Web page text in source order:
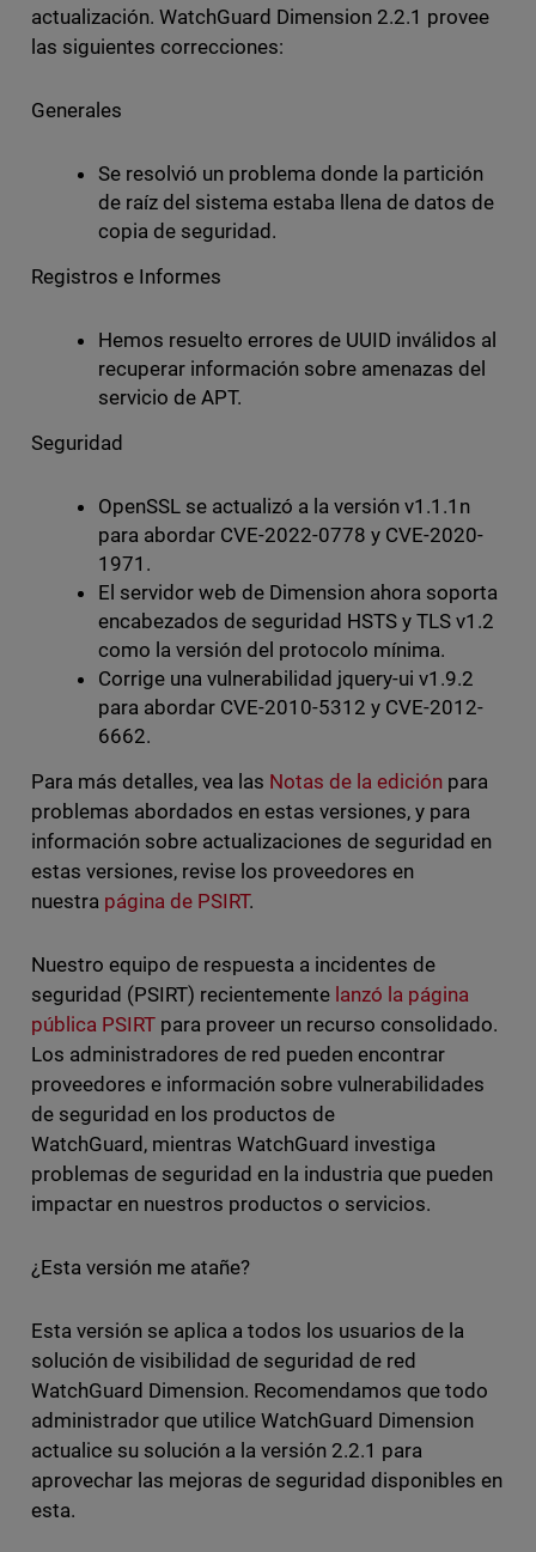
actualización. WatchGuard Dimension 2.2.1 provee
las siguientes correcciones:
Generales
Se resolvió un problema donde la partición
de raíz del sistema estaba llena de datos de
copia de seguridad.
Registros e Informes
Hemos resuelto errores de UUID inválidos al
recuperar información sobre amenazas del
servicio de APT.
Seguridad
OpenSSL se actualizó a la versión v1.1.1n
para abordar CVE-2022-0778 y CVE-2020-
1971.
El servidor web de Dimension ahora soporta
encabezados de seguridad HSTS y TLS v1.2
como la versión del protocolo mínima.
Corrige una vulnerabilidad jquery-ui v1.9.2
para abordar CVE-2010-5312 y CVE-2012-
6662.
Para más detalles, vea las Notas de la edición para
problemas abordados en estas versiones, y para
información sobre actualizaciones de seguridad en
estas versiones, revise los proveedores en
nuestra página de PSIRT.
Nuestro equipo de respuesta a incidentes de
seguridad (PSIRT) recientemente lanzó la página
pública PSIRTpara proveer un recurso consolidado.
Los administradores de red pueden encontrar
proveedores e información sobre vulnerabilidades
de seguridad en los productos de
WatchGuard, mientras WatchGuard investiga
problemas de seguridad en la industria que pueden
impactar en nuestros productos o servicios.
¿Esta versión me atañe?
Esta versión se aplica a todos los usuarios de la
solución de visibilidad de seguridad de red
WatchGuard Dimension. Recomendamos que todo
administrador que utilice WatchGuard Dimension
actualice su solución a la versión 2.2.1 para
aprovechar las mejoras de seguridad disponibles en
esta.